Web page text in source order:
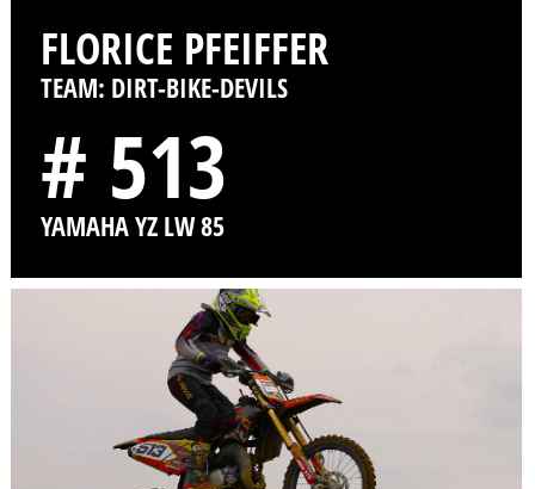
FLORICE PFEIFFER
TEAM: DIRT-BIKE-DEVILS
# 513
YAMAHA YZ LW 85